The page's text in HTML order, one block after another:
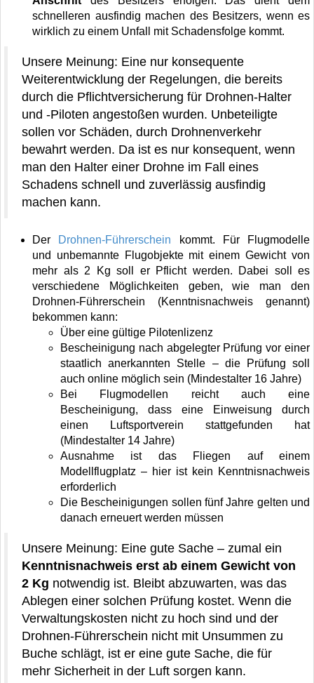
schnelleren ausfindig machen des Besitzers, wenn es
wirklich zu einem Unfall mit Schadensfolge kommt.
Unsere Meinung: Eine nur konsequente
Weiterentwicklung der Regelungen, die bereits
durch die Pflichtversicherung für Drohnen-Halter
und -Piloten angestoßen wurden. Unbeteiligte
sollen vor Schäden, durch Drohnenverkehr
bewahrt werden. Da ist es nur konsequent, wenn
man den Halter einer Drohne im Fall eines
Schadens schnell und zuverlässig ausfindig
machen kann.
Der Drohnen-Führerschein kommt. Für Flugmodelle
und unbemannte Flugobjekte mit einem Gewicht von
mehr als 2 Kg soll er Pflicht werden. Dabei soll es
verschiedene Möglichkeiten geben, wie man den
Drohnen-Führerschein (Kenntnisnachweis genannt)
bekommen kann:
Über eine gültige Pilotenlizenz
Bescheinigung nach abgelegter Prüfung vor einer
staatlich anerkannten Stelle – die Prüfung soll
auch online möglich sein (Mindestalter 16 Jahre)
Bei Flugmodellen reicht auch eine
Bescheinigung, dass eine Einweisung durch
einen Luftsportverein stattgefunden hat
(Mindestalter 14 Jahre)
Ausnahme ist das Fliegen auf einem
Modellflugplatz – hier ist kein Kenntnisnachweis
erforderlich
Die Bescheinigungen sollen fünf Jahre gelten und
danach erneuert werden müssen
Unsere Meinung: Eine gute Sache – zumal ein
Kenntnisnachweis erst ab einem Gewicht von
2 Kg notwendig ist. Bleibt abzuwarten, was das
Ablegen einer solchen Prüfung kostet. Wenn die
Verwaltungskosten nicht zu hoch sind und der
Drohnen-Führerschein nicht mit Unsummen zu
Buche schlägt, ist er eine gute Sache, die für
mehr Sicherheit in der Luft sorgen kann.